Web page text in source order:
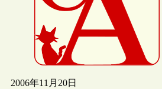
2006年11月20日